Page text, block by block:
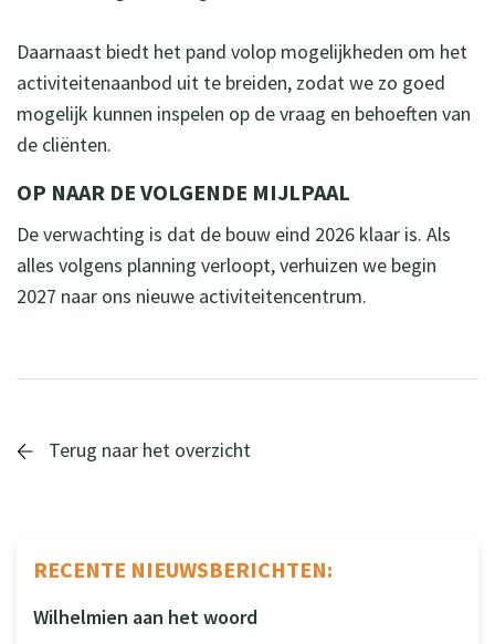
RECENTE NIEUWSBERICHTEN:
Wilhelmien aan het woord
Daarnaast biedt het pand volop mogelijkheden om het
activiteitenaanbod uit te breiden, zodat we zo goed
mogelijk kunnen inspelen op de vraag en behoeften van
de cliënten.
OP NAAR DE VOLGENDE MIJLPAAL
De verwachting is dat de bouw eind 2026 klaar is. Als
alles volgens planning verloopt, verhuizen we begin
2027 naar ons nieuwe activiteitencentrum.
Terug naar het overzicht